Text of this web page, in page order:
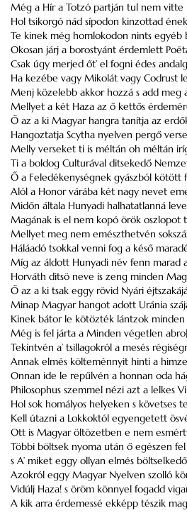
Még a Hír a Totzó partján tul nem vitte
Hol tsikorgó nád sípodon kinzottad
Te kinek még homlokodon nints egyéb
Okosan járj a borostyánt érdemlett
Csak úgy merjed őt’ el fogni édes
Ha kezébe vagy Mikolát vagy Codrust
Menj közelebb akkor hozzá s add meg
Mellyet a két Haza az ő kettős
Ő az a ki Magyar hangra tanítja az
Hangoztatja Scytha nyelven pergő
Melly verseket ti is méltán oh méltán
Ti a boldog Culturával ditsekedő
Ő a Feledékenységnek gyászból kötött
Alól a Honorvárába két nagy nevet
Midőn általa Hunyadi halhatatlanná leve
Magának is el nem kopó örök oszlopot
Mellyet meg nem emészthetvén
Háláadó tsokkal venni fog a késő
Míg az áldott Hunyadi név fenn marad
Horváth ditsö neve is zeng minden
Ő az a ki tsak eggy rövid Nyári
Minap Magyar hangot adott Uránia
Kinek bátor le kötözték lántzok
Még is fel járta a Minden végetlen
Tekintvén a’ tsillagokról a mesés
Annak elmés költeménnyit hinti a
Onnan ide le repűlvén a honnan oda
Philosophus szemmel nézi azt a lelkes
Hol sok homályos helyeken s követses
Kell útazni a Lokkoktól egyengetett
Ott is Magyar öltözetben e nem
Többi böltsek nyoma után ő egészen
s A’ miket eggy ollyan elmés
Azokról eggy Magyar Nyelven szolló
Vidúlj Haza! s öröm könnyel fogadd
A kik arra érdemessé ekképp tészik